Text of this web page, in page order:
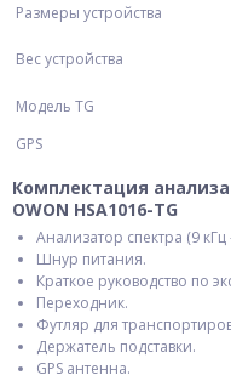
Размеры устройства
Вес устройства
Модель TG
GPS
Комплектация
OWON HSA1016-TG
Анализатор спектра (9 кГц
Шнур питания.
Краткое руководство по
Переходник.
Футляр для
Держатель подставки.
GPS антенна.